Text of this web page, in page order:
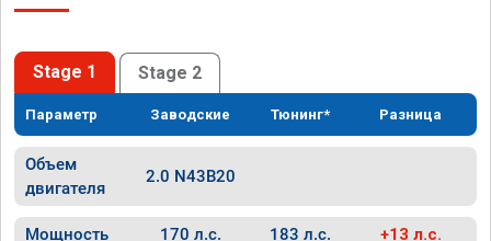
Stage 1 Stage 2
Параметр Заводские Тюнинг* Разница
Объем
двигателя
2.0 N43B20
Мощность 170 л.с. 183 л.с. +13 л.с.